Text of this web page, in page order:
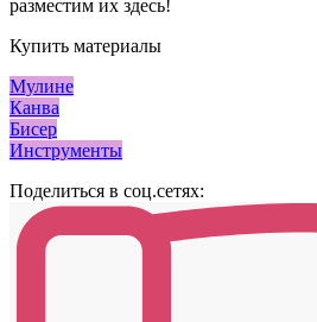
разместим их здесь!
Купить материалы
Мулине
Канва
Бисер
Инструменты
Поделиться в соц.сетях: